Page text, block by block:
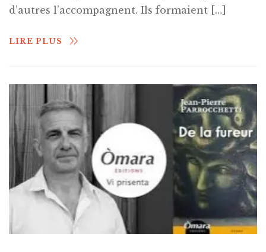
d’autres l’accompagnent. Ils formaient […]
LIRE PLUS